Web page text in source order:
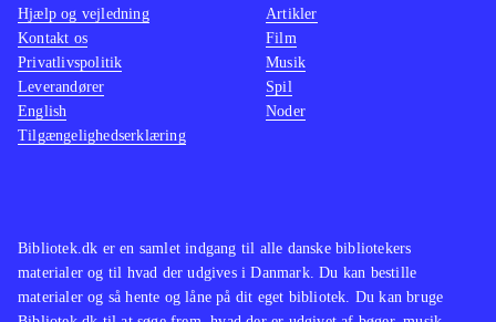
Bibliotek.dk er en samlet indgang til alle danske bibliotekers
materialer og til hvad der udgives i Danmark. Du kan bestille
materialer og så hente og låne på dit eget bibliotek. Du kan bruge
Hjælp og vejledning
Kontakt os
Privatlivspolitik
Leverandører
English
Tilgængelighedserklæring
Artikler
Film
Musik
Spil
Noder